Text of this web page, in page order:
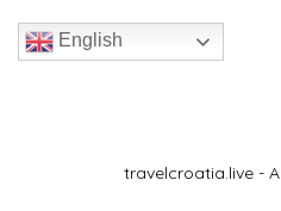
English
travelcroatia.live -